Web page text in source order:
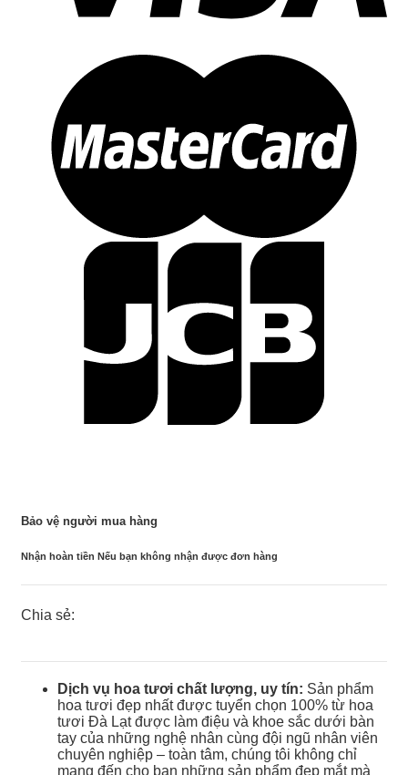
Bảo vệ người mua hàng
Nhận hoàn tiền Nếu bạn không nhận được đơn hàng
Chia sẻ:
Dịch vụ hoa tươi chất lượng, uy tín: Sản phẩm
hoa tươi đẹp nhất được tuyển chọn 100% từ hoa
tươi Đà Lạt được làm điệu và khoe sắc dưới bàn
tay của những nghệ nhân cùng đội ngũ nhân viên
chuyên nghiệp – toàn tâm, chúng tôi không chỉ
mang đến cho bạn những sản phẩm đẹp mắt mà